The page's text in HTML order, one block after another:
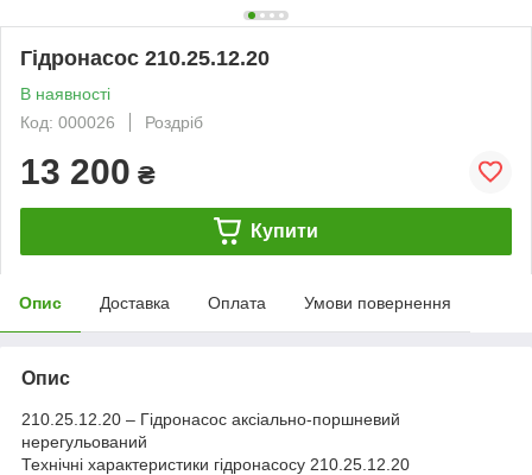
Гідронасос 210.25.12.20
В наявності
Код: 000026
Роздріб
13 200 ₴
Купити
Опис Доставка Оплата Умови повернення
Опис
210.25.12.20 – Гідронасос аксіально-поршневий
нерегульований
Технічні характеристики гідронасосу 210.25.12.20